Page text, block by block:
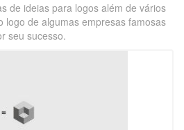
de ideias para logos além de vários
logo de algumas empresas famosas
seu sucesso.